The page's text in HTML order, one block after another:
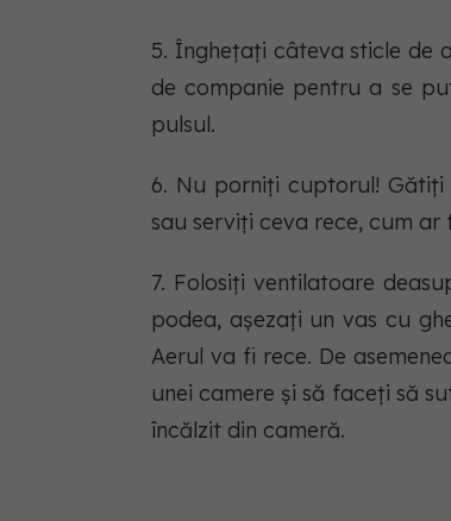
5. Înghețați câteva sticle de
de companie pentru a se
pulsul.
6. Nu porniți cuptorul!
sau serviți ceva rece, cum
7. Folosiți ventilatoare
podea, așezați un vas cu
Aerul va fi rece. De
unei camere și să faceți să
încălzit din cameră.